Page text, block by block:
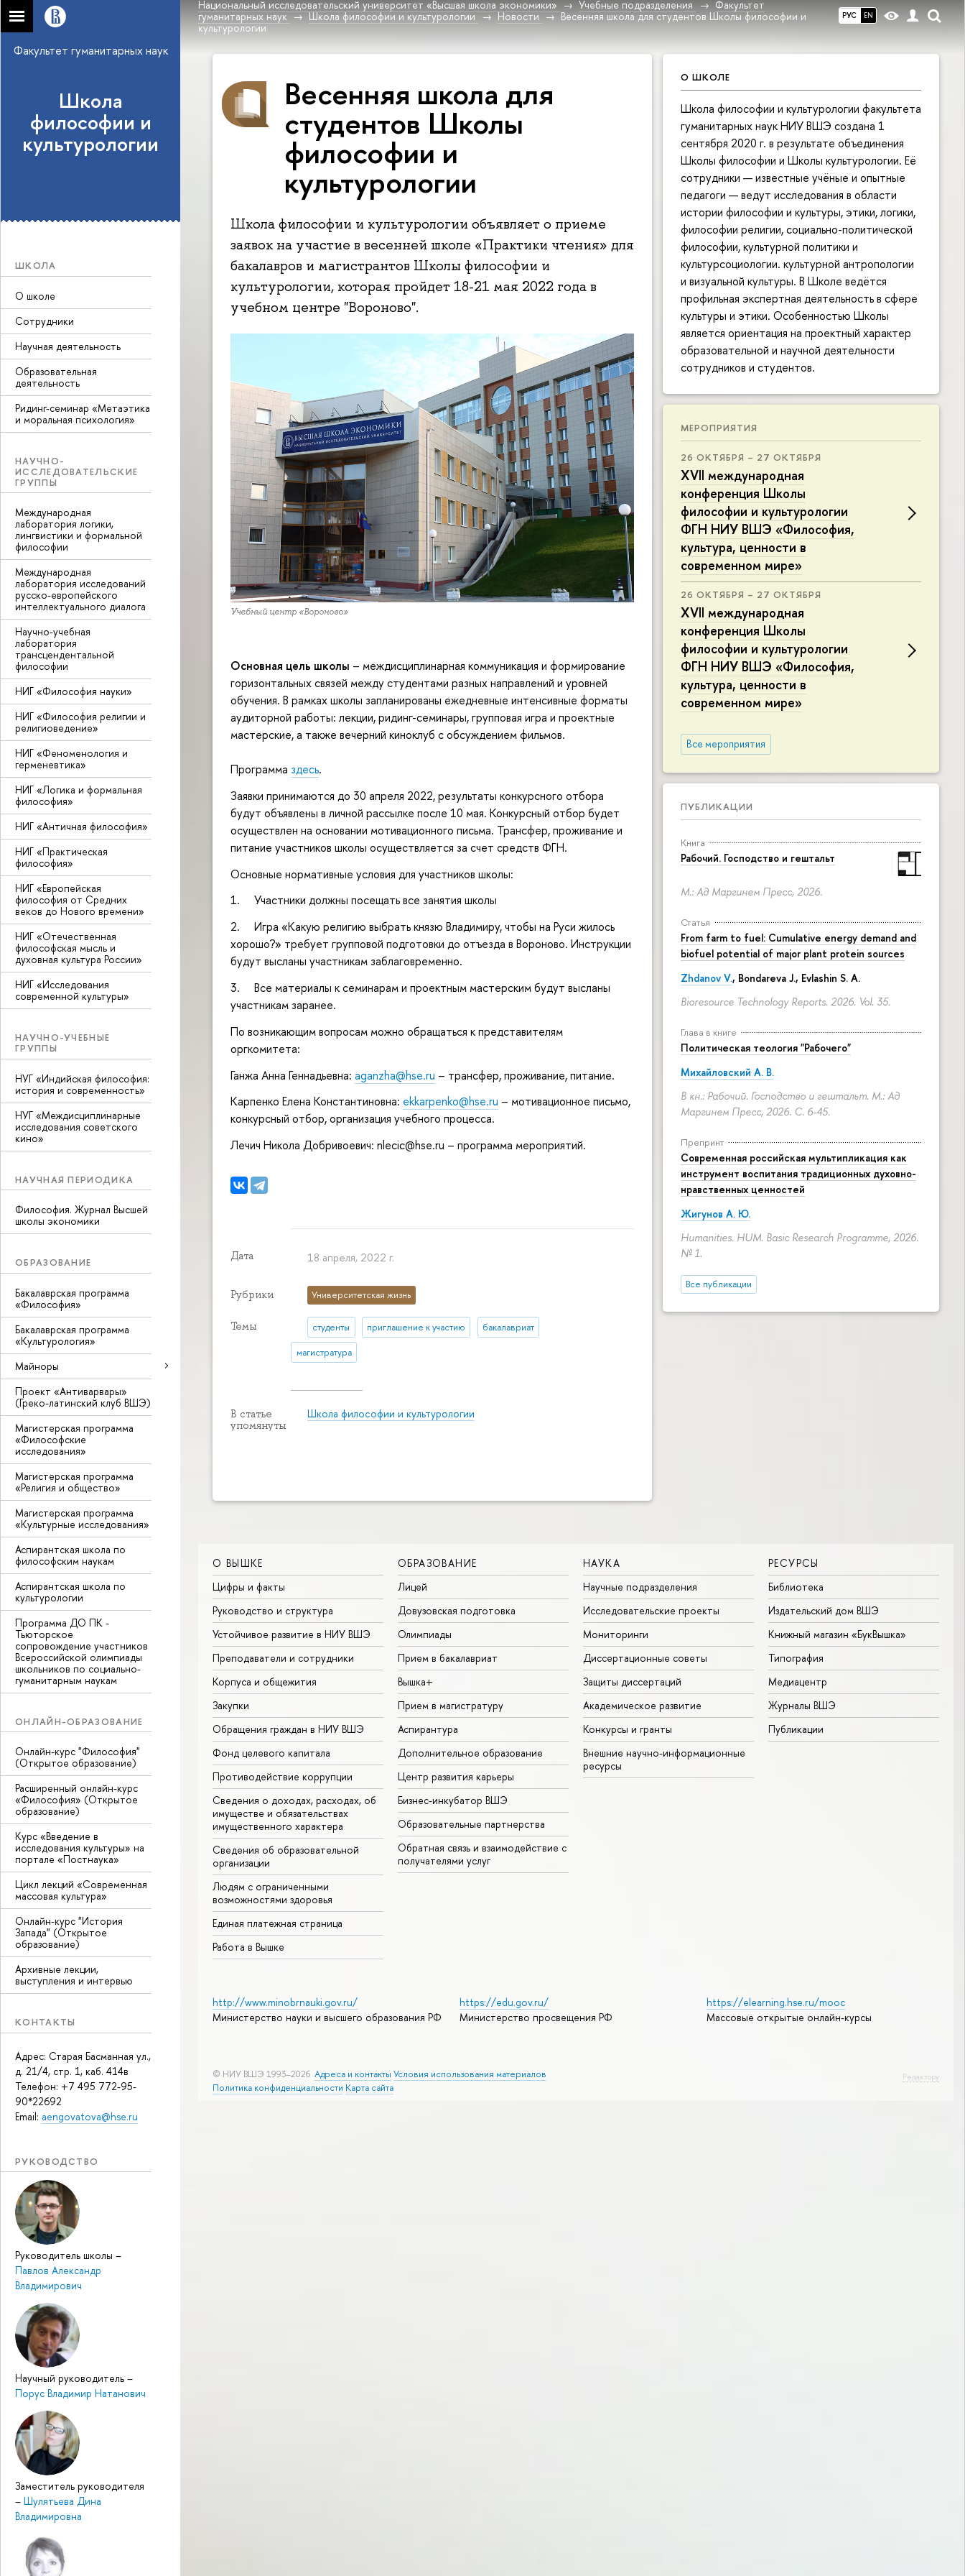
РУС EN
Национальный исследовательский университет «Высшая школа экономики» Учебные подразделения
Факультет
гуманитарных наук
Школа философии и культурологии Новости
Весенняя школа для студентов Школы философии и
культурологии
Факультет гуманитарных наук
Школа
философии и
культурологии
ШКОЛА
О школе
Сотрудники
Научная деятельность
Образовательная
деятельность
Ридинг-семинар «Метаэтика
и моральная психология»
НАУЧНО-
ИССЛЕДОВАТЕЛЬСКИЕ
ГРУППЫ
Международная
лаборатория логики,
лингвистики и формальной
философии
Международная
лаборатория исследований
русско-европейского
интеллектуального диалога
Научно-учебная
лаборатория
трансцендентальной
философии
НИГ «Философия науки»
НИГ «Философия религии и
религиоведение»
НИГ «Феноменология и
герменевтика»
НИГ «Логика и формальная
философия»
НИГ «Античная философия»
НИГ «Практическая
философия»
НИГ «Европейская
философия от Средних
веков до Нового времени»
НИГ «Отечественная
философская мысль и
духовная культура России»
НИГ «Исследования
современной культуры»
НАУЧНО-УЧЕБНЫЕ
ГРУППЫ
НУГ «Индийская философия:
история и современность»
НУГ «Междисциплинарные
исследования советского
кино»
НАУЧНАЯ ПЕРИОДИКА
Философия. Журнал Высшей
школы экономики
ОБРАЗОВАНИЕ
Бакалаврская программа
«Философия»
Бакалаврская программа
«Культурология»
Майноры
Проект «Антиварвары»
(Греко-латинский клуб ВШЭ)
Магистерская программа
«Философские
исследования»
Магистерская программа
«Религия и общество»
Магистерская программа
«Культурные исследования»
Аспирантская школа по
философским наукам
Аспирантская школа по
культурологии
Программа ДО ПК -
Тьюторское
сопровождение участников
Всероссийской олимпиады
школьников по социально-
гуманитарным наукам
ОНЛАЙН-ОБРАЗОВАНИЕ
Онлайн-курс "Философия"
(Открытое образование)
Расширенный онлайн-курс
«Философия» (Открытое
образование)
Курс «Введение в
исследования культуры» на
портале «Постнаука»
Цикл лекций «Современная
массовая культура»
Онлайн-курс "История
Запада" (Открытое
образование)
Архивные лекции,
выступления и интервью
КОНТАКТЫ
Адрес: Старая Басманная ул.,
д. 21/4, стр. 1, каб. 414в
Телефон: +7 495 772-95-
90*22692
Email: aengovatova@hse.ru
РУКОВОДСТВО
Руководитель школы –
Павлов Александр
Владимирович
Научный руководитель –
Порус Владимир Натанович
Заместитель руководителя
– Шулятьева Дина
Владимировна
О ШКОЛЕ
Школа философии и культурологии факультета
гуманитарных наук НИУ ВШЭ создана 1
сентября 2020 г. в результате объединения
Школы философии и Школы культурологии. Её
сотрудники — известные учёные и опытные
педагоги — ведут исследования в области
истории философии и культуры, этики, логики,
философии религии, социально-политической
философии, культурной политики и
культурсоциологии. культурной антропологии
и визуальной культуры. В Школе ведётся
профильная экспертная деятельность в сфере
культуры и этики. Особенностью Школы
является ориентация на проектный характер
образовательной и научной деятельности
сотрудников и студентов.
МЕРОПРИЯТИЯ
26 ОКТЯБРЯ – 27 ОКТЯБРЯ
XVII международная
конференция Школы
философии и культурологии
ФГН НИУ ВШЭ «Философия,
культура, ценности в
современном мире»
26 ОКТЯБРЯ – 27 ОКТЯБРЯ
XVII международная
конференция Школы
философии и культурологии
ФГН НИУ ВШЭ «Философия,
культура, ценности в
современном мире»
Все мероприятия
ПУБЛИКАЦИИ
Книга
Рабочий. Господство и гештальт
М.: Ад Маргинем Пресс, 2026.
Статья
From farm to fuel: Cumulative energy demand and
biofuel potential of major plant protein sources
Zhdanov V., Bondareva J., Evlashin S. A.
Bioresource Technology Reports. 2026. Vol. 35.
Глава в книге
Политическая теология "Рабочего"
Михайловский А. В.
В кн.: Рабочий. Господство и гештальт. М.: Ад
Маргинем Пресс, 2026. С. 6-45.
Препринт
Современная российская мультипликация как
инструмент воспитания традиционных духовно-
нравственных ценностей
Жигунов А. Ю.
Humanities. HUM. Basic Research Programme, 2026.
№ 1.
Все публикации
Весенняя школа для
студентов Школы
философии и
культурологии
Школа философии и культурологии объявляет о приеме
заявок на участие в весенней школе «Практики чтения» для
бакалавров и магистрантов Школы философии и
культурологии, которая пройдет 18-21 мая 2022 года в
учебном центре "Вороново".
Учебный центр «Вороново»
Основная цель школы – междисциплинарная коммуникация и формирование
горизонтальных связей между студентами разных направлений и уровней
обучения. В рамках школы запланированы ежедневные интенсивные форматы
аудиторной работы: лекции, ридинг-семинары, групповая игра и проектные
мастерские, а также вечерний киноклуб с обсуждением фильмов.
Программа здесь.
Заявки принимаются до 30 апреля 2022, результаты конкурсного отбора
будут объявлены в личной рассылке после 10 мая. Конкурсный отбор будет
осуществлен на основании мотивационного письма. Трансфер, проживание и
питание участников школы осуществляется за счет средств ФГН.
Основные нормативные условия для участников школы:
1. Участники должны посещать все занятия школы
2. Игра «Какую религию выбрать князю Владимиру, чтобы на Руси жилось
хорошо?» требует групповой подготовки до отъезда в Вороново. Инструкции
будут высланы участникам заблаговременно.
3. Все материалы к семинарам и проектным мастерским будут высланы
участникам заранее.
По возникающим вопросам можно обращаться к представителям
оргкомитета:
Ганжа Анна Геннадьевна: aganzha@hse.ru – трансфер, проживание, питание.
Карпенко Елена Константиновна: ekkarpenko@hse.ru – мотивационное письмо,
конкурсный отбор, организация учебного процесса.
Лечич Никола Добривоевич: nlecic@hse.ru – программа мероприятий.
Дата 18 апреля, 2022 г.
Рубрики Университетская жизнь
Темы студенты приглашение к участию бакалавриат
магистратура
В статье
упомянуты
Школа философии и культурологии
О ВЫШКЕ
Цифры и факты
Руководство и структура
Устойчивое развитие в НИУ ВШЭ
Преподаватели и сотрудники
Корпуса и общежития
Закупки
Обращения граждан в НИУ ВШЭ
Фонд целевого капитала
Противодействие коррупции
Сведения о доходах, расходах, об
имуществе и обязательствах
имущественного характера
Сведения об образовательной
организации
Людям с ограниченными
возможностями здоровья
Единая платежная страница
Работа в Вышке
ОБРАЗОВАНИЕ
Лицей
Довузовская подготовка
Олимпиады
Прием в бакалавриат
Вышка+
Прием в магистратуру
Аспирантура
Дополнительное образование
Центр развития карьеры
Бизнес-инкубатор ВШЭ
Образовательные партнерства
Обратная связь и взаимодействие с
получателями услуг
НАУКА
Научные подразделения
Исследовательские проекты
Мониторинги
Диссертационные советы
Защиты диссертаций
Академическое развитие
Конкурсы и гранты
Внешние научно-информационные
ресурсы
РЕСУРСЫ
Библиотека
Издательский дом ВШЭ
Книжный магазин «БукВышка»
Типография
Медиацентр
Журналы ВШЭ
Публикации
http://www.minobrnauki.gov.ru/
Министерство науки и высшего образования РФ
https://edu.gov.ru/
Министерство просвещения РФ
https://elearning.hse.ru/mooc
Массовые открытые онлайн-курсы
© НИУ ВШЭ 1993–2026 Адреса и контакты Условия использования материалов
Политика конфиденциальности Карта сайта
Редактору